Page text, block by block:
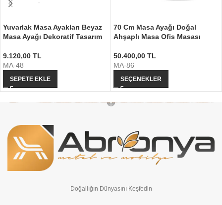
Yuvarlak Masa Ayakları Beyaz
Masa Ayağı Dekoratif Tasarım
9.120,00 TL
MA-48
SEPETE EKLE
70 Cm Masa Ayağı Doğal
Ahşaplı Masa Ofis Masası
50.400,00 TL
MA-86
SEÇENEKLER
Doğallığın Dünyasını Keşfedin